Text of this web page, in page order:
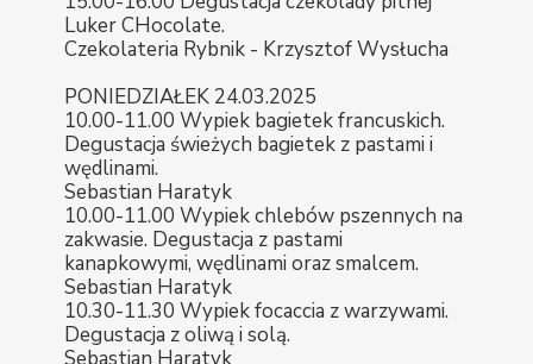
Luker CHocolate.
Czekolateria Rybnik - Krzysztof Wysłucha
PONIEDZIAŁEK 24.03.2025
10.00-11.00 Wypiek bagietek francuskich.
Degustacja świeżych bagietek z pastami i
wędlinami.
Sebastian Haratyk
10.00-11.00 Wypiek chlebów pszennych na
zakwasie. Degustacja z pastami
kanapkowymi, wędlinami oraz smalcem.
Sebastian Haratyk
10.30-11.30 Wypiek focaccia z warzywami.
Degustacja z oliwą i solą.